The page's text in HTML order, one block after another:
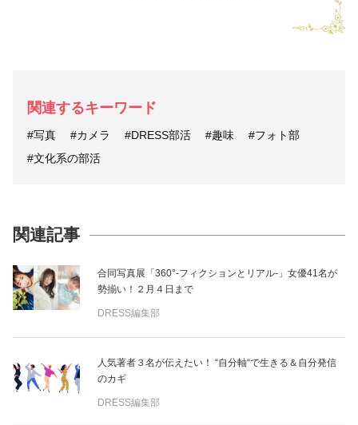
関連するキーワード
#写真 #カメラ #DRESS部活 #趣味
#フォト部
#文化系の部活
関連記事
合同写真展「360°-フィクションとリアル-」女優41名が
勢揃い！２月４日まで
DRESS編集部
人気著者３名が伝えたい！ “自分軸“で生きる＆自分発信
のカギ
DRESS編集部